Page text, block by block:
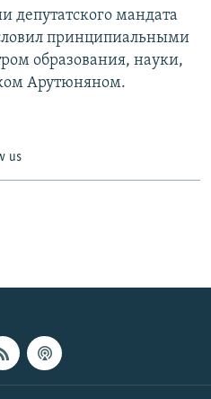
депутатского мандата
принципиальными
образования, науки,
Арутюняном.
us